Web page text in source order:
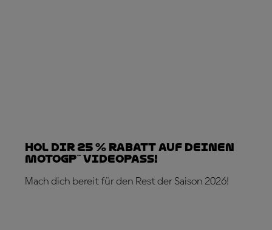
Hol dir 25 % Rabatt auf deinen
MotoGP™ VideoPass!
Mach dich bereit für den Rest der Saison 2026!